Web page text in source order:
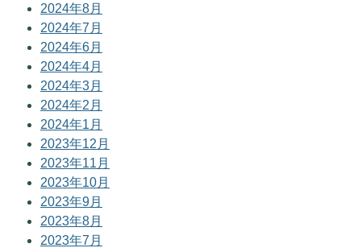
2024年8月
2024年7月
2024年6月
2024年4月
2024年3月
2024年2月
2024年1月
2023年12月
2023年11月
2023年10月
2023年9月
2023年8月
2023年7月